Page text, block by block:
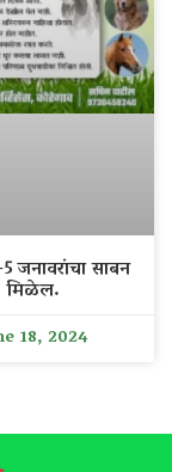
जनावरांचा साबन
मिळेल.
18, 2024